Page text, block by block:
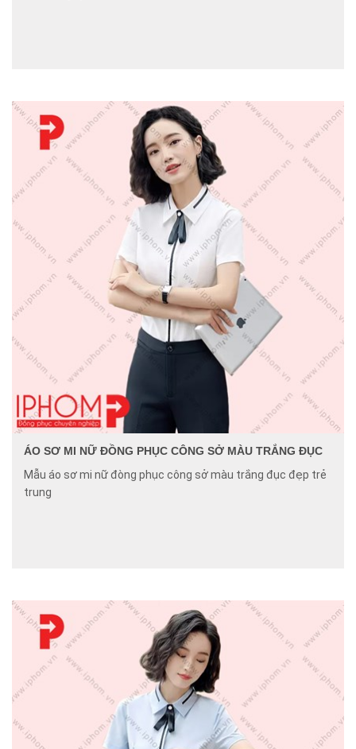
ÁO SƠ MI NỮ ĐỒNG PHỤC CÔNG SỞ MÀU TRẮNG ĐỤC
Mẫu áo sơ mi nữ đòng phục công sở màu trắng đục đẹp trẻ
trung